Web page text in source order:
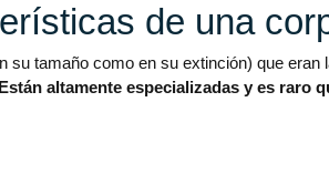
de una
tamaño como en su extinción) que
Están altamente especializadas y es raro